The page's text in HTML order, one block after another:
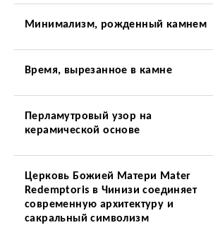
Минимализм, рожденный камнем
Время, вырезанное в камне
Перламутровый узор на
керамической основе
Церковь Божией Матери Mater
Redemptoris в Чинизи соединяет
современную архитектуру и
сакральный символизм